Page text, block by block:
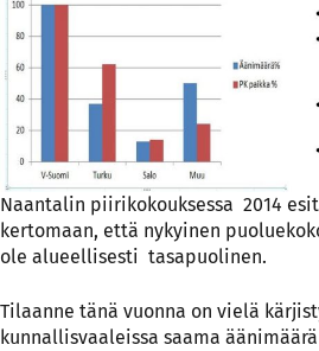
Naantalin piirikokouksessa 2014
kertomaan, että nykyinen
ole alueellisesti tasapuolinen.
Tilaanne tänä vuonna on vielä
kunnallisvaaleissa saama